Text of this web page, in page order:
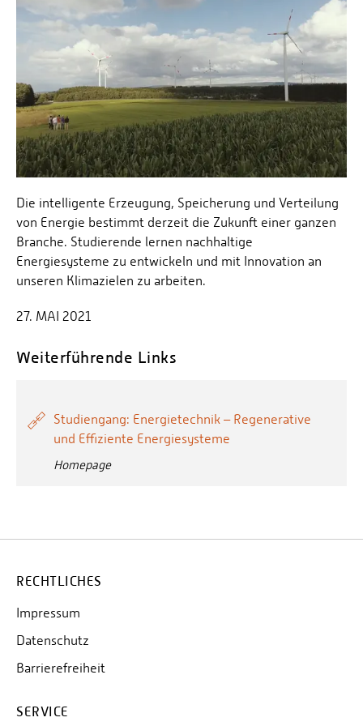
Personalvertretungen
Schwerbehindertenvertretungen
Informationssicherheit
Personalentwicklung
Personensuche
Die intelligente Erzeugung, Speicherung und Verteilung
von Energie bestimmt derzeit die Zukunft einer ganzen
Branche. Studierende lernen nachhaltige
Energiesysteme zu entwickeln und mit Innovation an
unseren Klimazielen zu arbeiten.
27. MAI 2021
Weiterführende Links
Studiengang: Energietechnik – Regenerative
und Effiziente Energiesysteme
Homepage
RECHTLICHES
Impressum
Datenschutz
Barrierefreiheit
SERVICE